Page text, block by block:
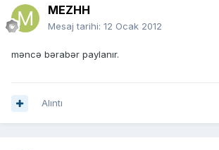
MEZHH
Mesaj tarihi: 12 Ocak 2012
məncə bərabər paylanır.
Alıntı